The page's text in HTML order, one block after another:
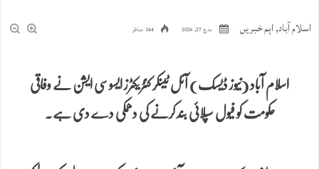
اسلام آباد,اہم خبریں مارچ 27, 2026 144 مناظر
اسلام آباد (نیوز ڈیسک) آئل ٹینکر کنٹریکٹرز ایسوسی ایشن نے وفاقی
حکومت کو فیول سپلائی بند کرنے کی دھمکی دے دی ہے۔